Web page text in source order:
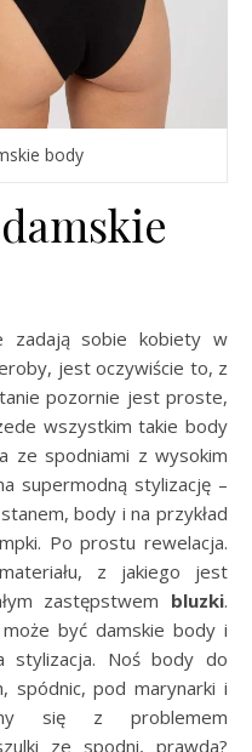
body
zadają sobie kobiety w
jest oczywiście to, z
pozornie jest proste,
wszystkim takie body
ze spodniami z wysokim
supermodną stylizację –
body i na przykład
Po prostu rewelacja.
z jakiego jest
zastępstwem bluzki.
być damskie body i
stylizacja. Noś body do
spódnic, pod marynarki i
się z problemem
ze spodni, prawda?